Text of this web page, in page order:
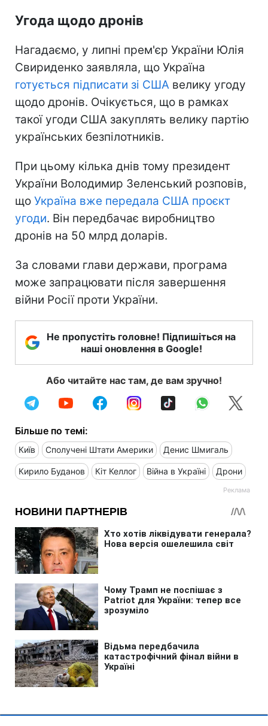
Угода щодо дронів
Нагадаємо, у липні прем'єр України Юлія
Свириденко заявляла, що Україна
готується підписати зі США велику угоду
щодо дронів. Очікується, що в рамках
такої угоди США закуплять велику партію
українських безпілотників.
При цьому кілька днів тому президент
України Володимир Зеленський розповів,
що Україна вже передала США проєкт
угоди. Він передбачає виробництво
дронів на 50 млрд доларів.
За словами глави держави, програма
може запрацювати після завершення
війни Росії проти України.
Не пропустіть головне! Підпишіться на
наші оновлення в Google!
Або читайте нас там, де вам зручно!
Більше по темі:
Київ Сполучені Штати Америки Денис Шмигаль
Кирило Буданов Кіт Келлог Війна в Україні Дрони